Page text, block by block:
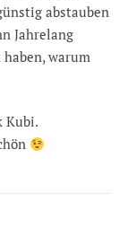
abstauben
Jahrelang
warum
Kubi.